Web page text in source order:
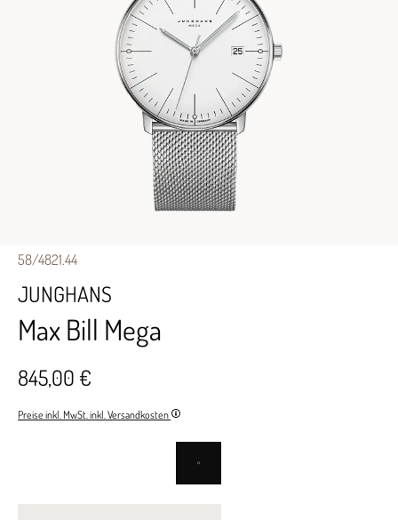
58/4821.44
JUNGHANS
Max Bill Mega
845,00 €
Preise inkl. MwSt. inkl. Versandkosten